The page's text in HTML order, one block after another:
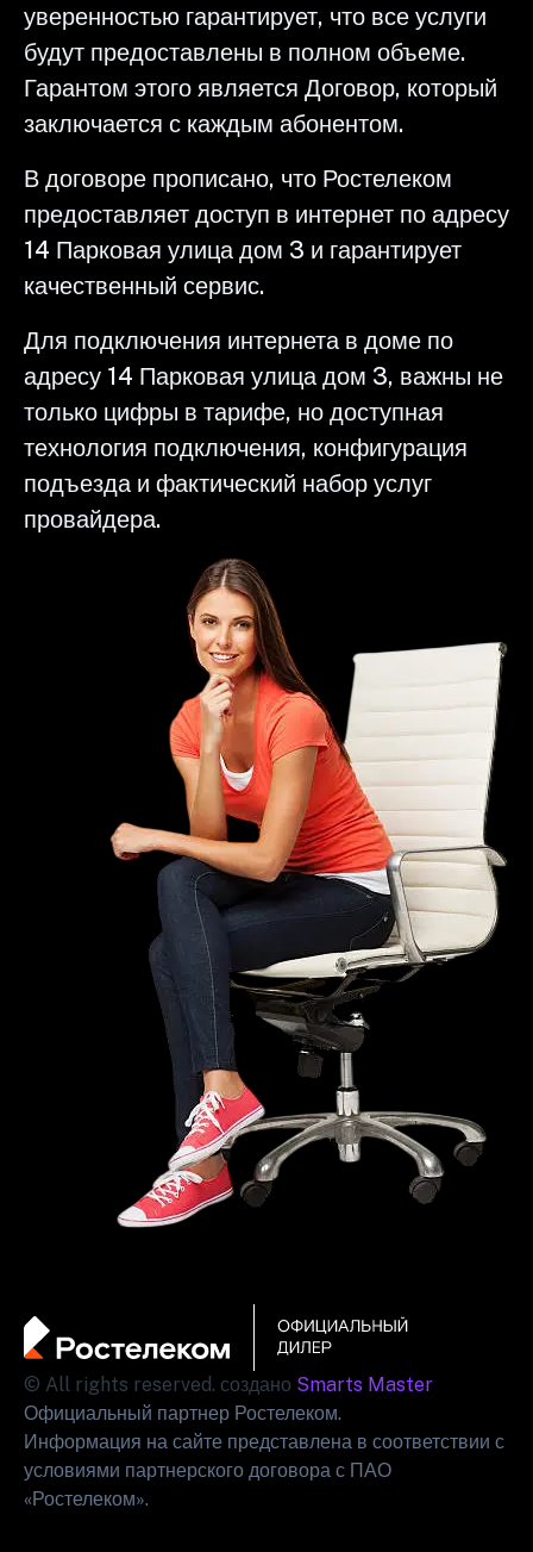
уверенностью гарантирует, что все услуги
будут предоставлены в полном объеме.
Гарантом этого является Договор, который
заключается с каждым абонентом.
В договоре прописано, что Ростелеком
предоставляет доступ в интернет по адресу
14 Парковая улица дом 3 и гарантирует
качественный сервис.
Для подключения интернета в доме по
адресу 14 Парковая улица дом 3, важны не
только цифры в тарифе, но доступная
технология подключения, конфигурация
подъезда и фактический набор услуг
провайдера.
© All rights reserved. создано Smarts Master
Официальный партнер Ростелеком.
Информация на сайте представлена в соответствии с
условиями партнерского договора с ПАО
«Ростелеком».